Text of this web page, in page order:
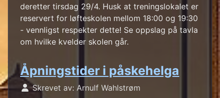
deretter tirsdag 29/4. Husk at treningslokalet er
reservert for løfteskolen mellom 18:00 og 19:30
- vennligst respekter dette! Se oppslag på tavla
om hvilke kvelder skolen går.
Åpningstider i påskehelga
Skrevet av: Arnulf Wahlstrøm